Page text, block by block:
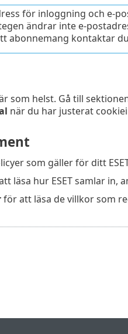
för inloggning och e-
ändrar inte e-
abonnemang kontaktar
som helst. Gå till
när du har justerat
som gäller för ditt
läsa hur ESET samlar in,
för att läsa de villkor som